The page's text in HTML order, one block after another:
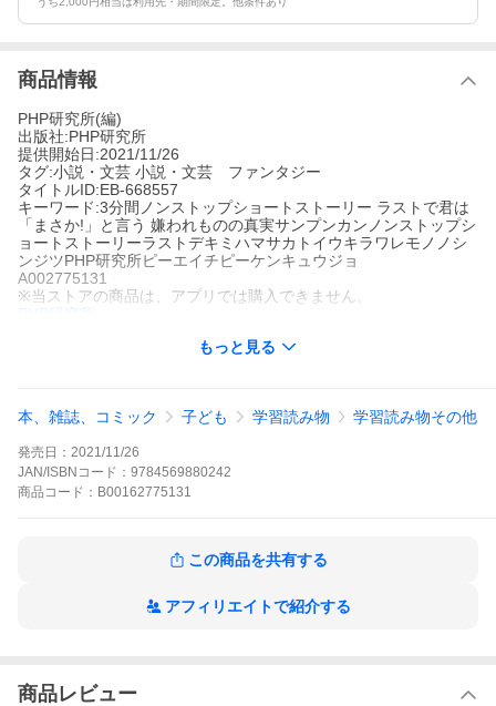
商品情報
PHP研究所(編)
出版社:PHP研究所
提供開始日:2021/11/26
タグ:小説・文芸 小説・文芸 ファンタジー
タイトルID:EB-668557
キーワード:3分間ノンストップショートストーリー ラストで君は
「まさか!」と言う 嫌われものの真実サンプンカンノンストップシ
ョートストーリーラストデキミハマサカトイウキラワレモノノシ
ンジツPHP研究所ピーエイチピーケンキュウジョ
A002775131
※当ストアの商品は、アプリでは購入できません。
PHP研究所
小説・文芸 ファンタジー
の特徴】みにくいアヒルの子が「みにくい」と言われる本当の理
は・・・・・・。「嫌われもの」がテーマのショートショートを2
0話収録! 【目次】プロローグ/さわやか月曜日/毛嫌いしないで/人
類の敵/ゾンビール/みにくいアヒルの子/自分が変われば、すべて
ある/野菜嫌い/嫌われ屋/黒猫に出会う街で
と言う 嫌われものの真実の作品をもっと見る
もっと見る
本、雑誌、コミック 子ども 学習読み物 学習読み物その他
発売日： 2021/11/26
JAN/ISBNコード： 9784569880242
商品 コード： B00162775131
この商品を共有する
アフィリエイトで紹介する
商品レビュー